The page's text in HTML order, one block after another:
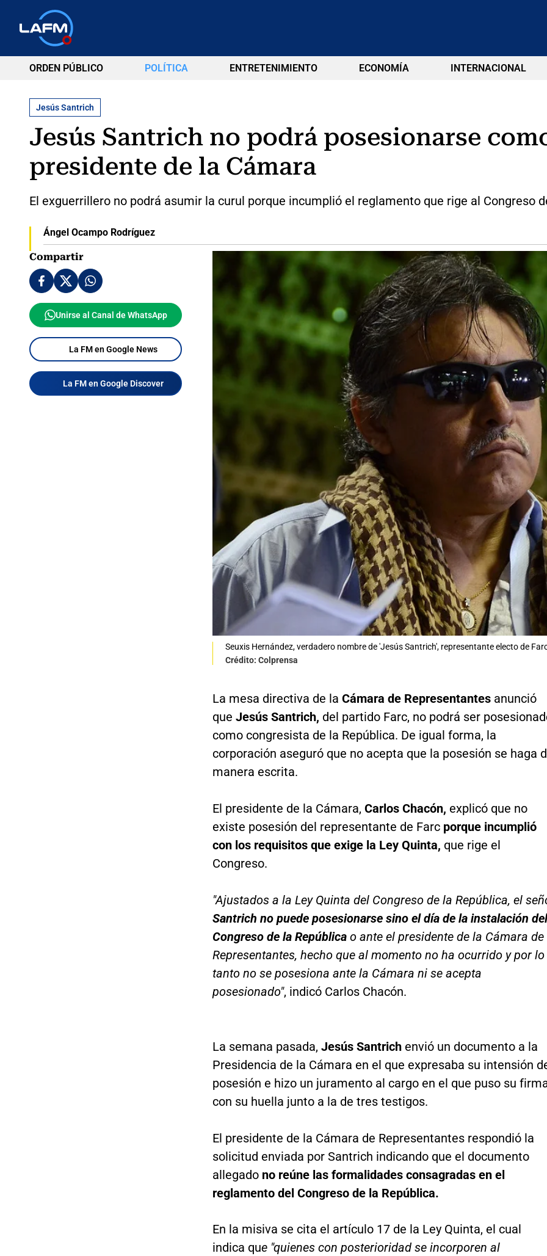
ORDEN PÚBLICO POLÍTICA ENTRETENIMIENTO ECONOMÍA INTERNACIONAL
Jesús Santrich
Jesús Santrich no podrá posesionarse
presidente de la Cámara
El exguerrillero no podrá asumir la curul porque incumplió el reglamento que rige al Congreso
Ángel Ocampo Rodríguez
Compartir
Unirse al Canal de WhatsApp
La FM en Google News
La FM en Google Discover
Seuxis Hernández, verdadero nombre de 'Jesús Santrich', representante electo de
Crédito: Colprensa
La mesa directiva de la Cámara de Representantes anunció
que Jesús Santrich, del partido Farc, no podrá ser
como congresista de la República. De igual forma, la
corporación aseguró que no acepta que la posesión se haga
manera escrita.
El presidente de la Cámara, Carlos Chacón, explicó que no
existe posesión del representante de Farcporque incumplió
con los requisitos que exige la Ley Quinta, que rige el
Congreso.
"Ajustados a la Ley Quinta del Congreso de la República, el
Santrich no puede posesionarse sino el día de la instalación del
Congreso de la República o ante el presidente de la Cámara de
Representantes, hecho que al momento no ha ocurrido y por lo
tanto no se posesiona ante la Cámara ni se acepta
posesionado", indicó Carlos Chacón.
La semana pasada, Jesús Santrichenvió un documento a la
Presidencia de la Cámara en el que expresaba su intensión
posesión e hizo un juramento al cargo en el que puso su
con su huella junto a la de tres testigos.
El presidente de la Cámara de Representantes respondió la
solicitud enviada por Santrich indicando que el documento
allegadono reúne las formalidades consagradas en el
reglamento del Congreso de la República.
En la misiva se cita el artículo 17 de la Ley Quinta, el cual
indica que "quienes con posterioridad se incorporen al